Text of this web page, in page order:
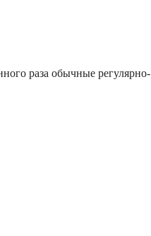
раза обычные регулярно-